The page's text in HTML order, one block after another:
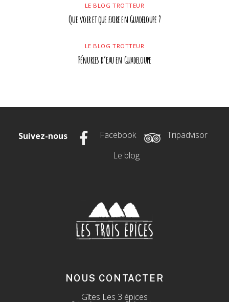
LE BLOG TROTTEUR
Que voir et que faire en Guadeloupe ?
LE BLOG TROTTEUR
Pénuries d’eau en Guadeloupe
Suivez-nous Facebook
Tripadvisor
Le blog
NOUS CONTACTER
Gîtes Les 3 épices